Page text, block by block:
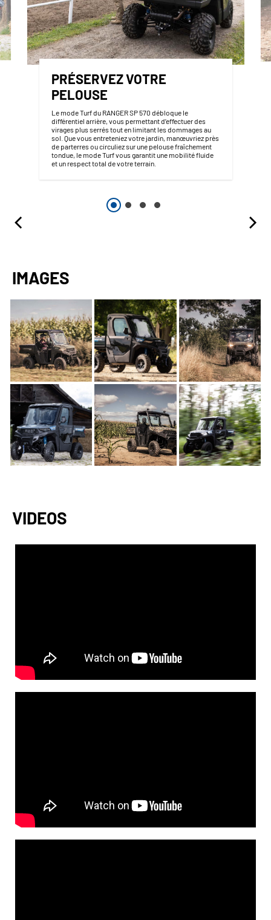
PRÉSERVEZ VOTRE
PELOUSE
Le mode Turf du RANGER SP 570 débloque le
différentiel arrière, vous permettant d’effectuer des
virages plus serrés tout en limitant les dommages au
sol. Que vous entreteniez votre jardin, manœuvriez près
de parterres ou circuliez sur une pelouse fraîchement
tondue, le mode Turf vous garantit une mobilité fluide
et un respect total de votre terrain.
IMAGES
VIDEOS